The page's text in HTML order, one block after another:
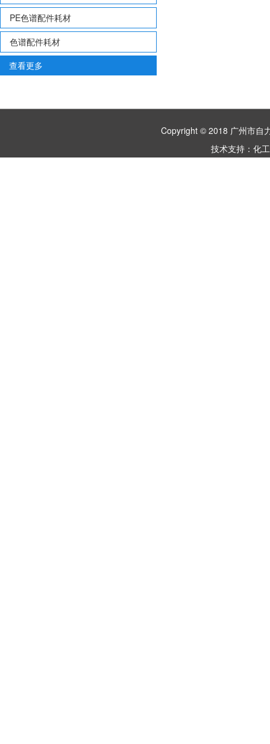
PE色谱配件耗材
色谱配件耗材
查看更多
Copyright © 2018 广州市
技术支持： 化